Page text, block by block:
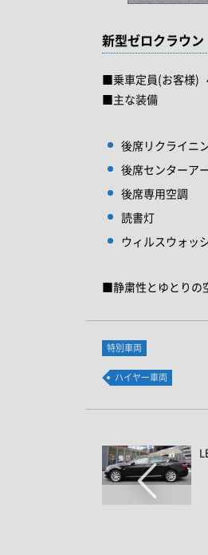
新型ゼロクラウン
■乗車定員(お客様)
■主な装備
後席リクライニ
後席センターア
後席専用空調
読書灯
ウィルスウォッ
■静粛性とゆとりの
特別車両
ハイヤー車両